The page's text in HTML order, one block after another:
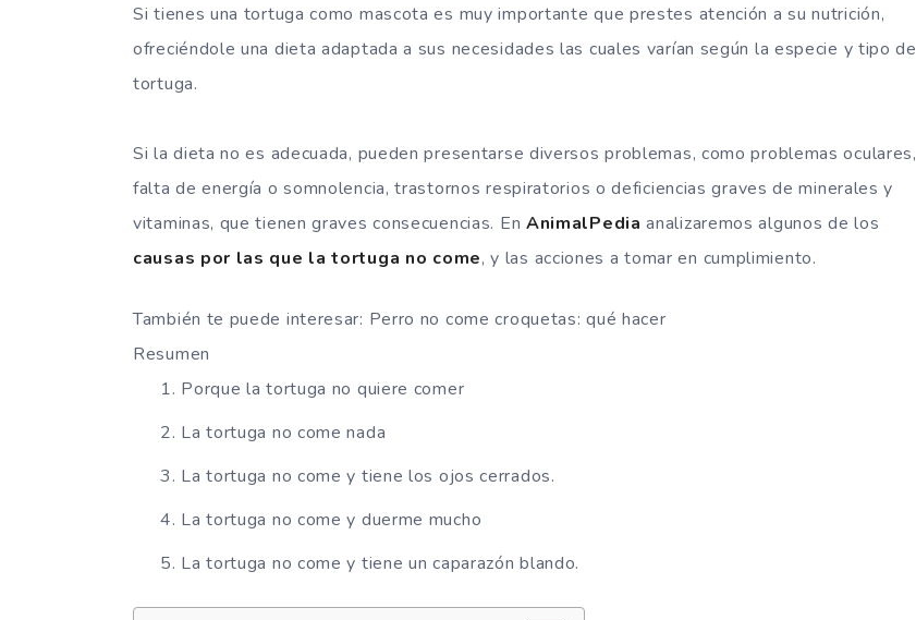
Si tienes una tortuga como mascota es muy importante que prestes atención a su nutrición,
ofreciéndole una dieta adaptada a sus necesidades las cuales varían según la especie y tipo de
tortuga.
Si la dieta no es adecuada, pueden presentarse diversos problemas, como problemas oculares,
falta de energía o somnolencia, trastornos respiratorios o deficiencias graves de minerales y
vitaminas, que tienen graves consecuencias. En AnimalPedia analizaremos algunos de los
causas por las que la tortuga no come, y las acciones a tomar en cumplimiento.
También te puede interesar: Perro no come croquetas: qué hacer
Resumen
Porque la tortuga no quiere comer
La tortuga no come nada
La tortuga no come y tiene los ojos cerrados.
La tortuga no come y duerme mucho
La tortuga no come y tiene un caparazón blando.